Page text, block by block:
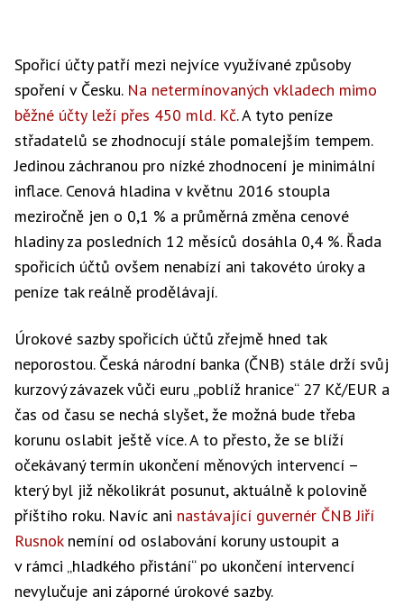
Spořicí účty patří mezi nejvíce využívané způsoby
spoření v Česku. Na netermínovaných vkladech mimo
běžné účty leží přes 450 mld. Kč. A tyto peníze
střadatelů se zhodnocují stále pomalejším tempem.
Jedinou záchranou pro nízké zhodnocení je minimální
inflace. Cenová hladina v květnu 2016 stoupla
meziročně jen o 0,1 % a průměrná změna cenové
hladiny za posledních 12 měsíců dosáhla 0,4 %. Řada
spořicích účtů ovšem nenabízí ani takovéto úroky a
peníze tak reálně prodělávají.
Úrokové sazby spořicích účtů zřejmě hned tak
neporostou. Česká národní banka (ČNB) stále drží svůj
kurzový závazek vůči euru „poblíž hranice“ 27 Kč/EUR a
čas od času se nechá slyšet, že možná bude třeba
korunu oslabit ještě více. A to přesto, že se blíží
očekávaný termín ukončení měnových intervencí –
který byl již několikrát posunut, aktuálně k polovině
příštího roku. Navíc ani nastávající guvernér ČNB Jiří
Rusnoknemíní od oslabování koruny ustoupit a
v rámci „hladkého přistání“ po ukončení intervencí
nevylučuje ani záporné úrokové sazby.